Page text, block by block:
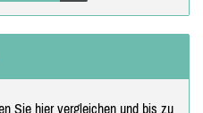
Sie hier vergleichen und bis zu